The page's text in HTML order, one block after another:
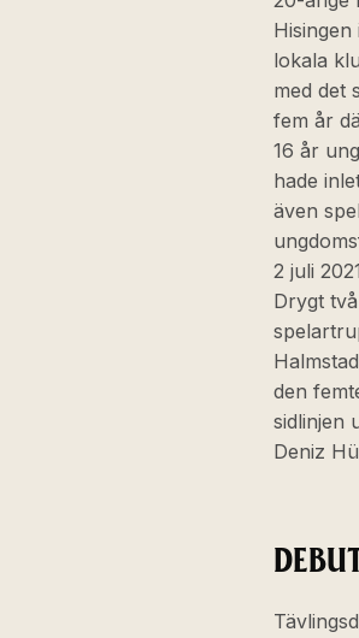
lokala
med det
fem år
16 år
hade
även
2 juli
Drygt
den
sidlinjen
Deniz